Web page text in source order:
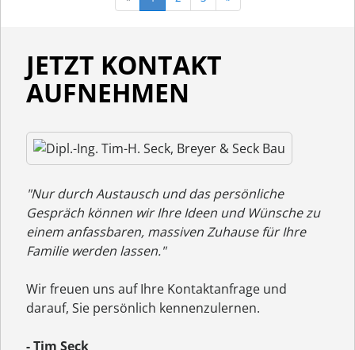
JETZT KONTAKT
AUFNEHMEN
"Nur durch Austausch und das persönliche
Gespräch können wir Ihre Ideen und Wünsche zu
einem anfassbaren, massiven Zuhause für Ihre
Familie werden lassen."
Wir freuen uns auf Ihre Kontaktanfrage und
darauf, Sie persönlich kennenzulernen.
- Tim Seck